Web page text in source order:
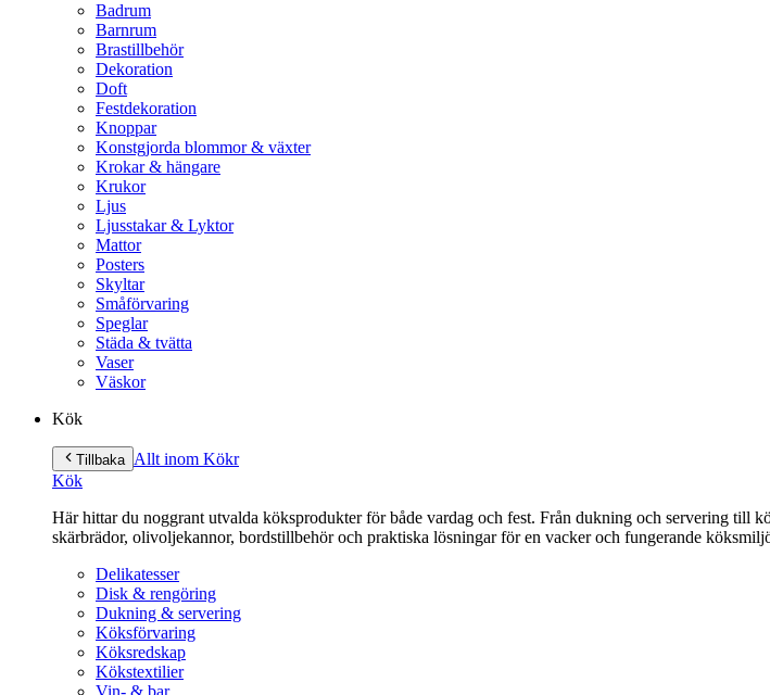
Badrum
Barnrum
Brastillbehör
Dekoration
Doft
Festdekoration
Knoppar
Konstgjorda blommor & växter
Krokar & hängare
Krukor
Ljus
Ljusstakar & Lyktor
Mattor
Posters
Skyltar
Småförvaring
Speglar
Städa & tvätta
Vaser
Väskor
Kök
Tillbaka Allt inom Kökr
Kök
Här hittar du noggrant utvalda köksprodukter för både vardag och fest. Från dukning och servering till
skärbrädor, olivoljekannor, bordstillbehör och praktiska lösningar för en vacker och fungerande
Delikatesser
Disk & rengöring
Dukning & servering
Köksförvaring
Köksredskap
Kökstextilier
Vin- & bar